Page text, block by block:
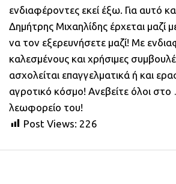
ενδιαφέροντες εκεί έξω. Για αυτό
Δημήτρης Μιχαηλίδης έρχεται μαζί
να τον εξερευνήσετε μαζί! Με
καλεσμένους και χρήσιμες
ασχολείται επαγγελματικά ή και
αγροτικό κόσμο! Ανεβείτε όλοι
λεωφορείο του!
Post Views: 226